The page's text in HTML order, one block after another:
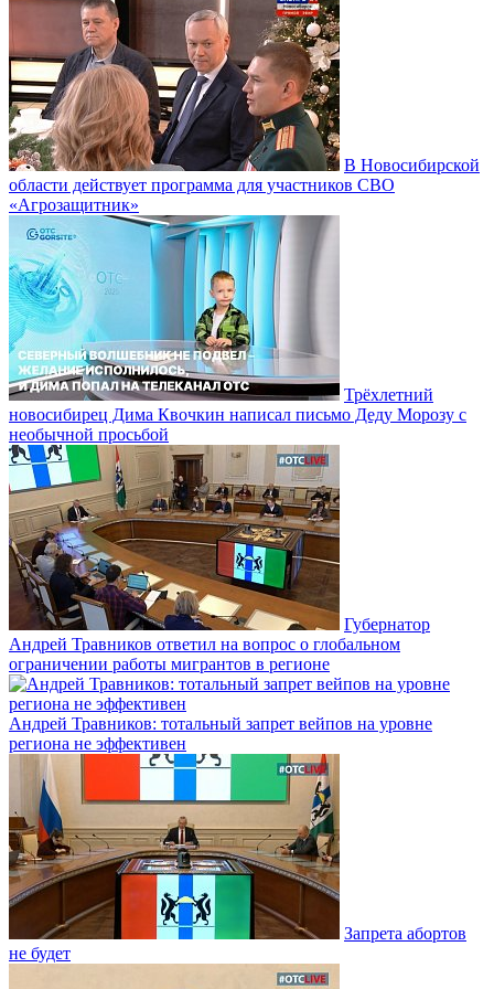
В Новосибирской
области действует программа для участников СВО
«Агрозащитник»
Трёхлетний
новосибирец Дима Квочкин написал письмо Деду Морозу с
необычной просьбой
Губернатор
Андрей Травников ответил на вопрос о глобальном
ограничении работы мигрантов в регионе
Андрей Травников: тотальный запрет вейпов на уровне
региона не эффективен
Запрета абортов
не будет